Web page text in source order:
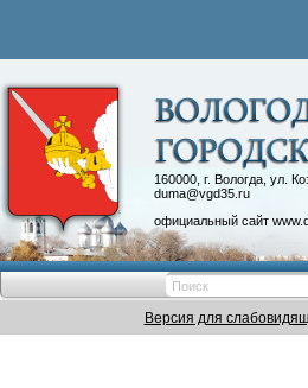
160000, г. Вологда, ул.
duma@vgd35.ru
официальный сайт
Контакты
Депутатские
Версия для